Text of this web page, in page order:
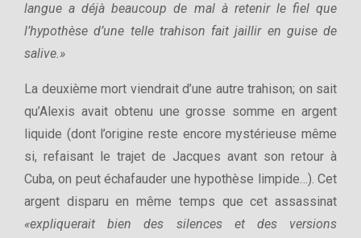
langue a déjà beaucoup de mal à retenir le fiel que
l’hypothèse d’une telle trahison fait jaillir en guise de
salive.»
La deuxième mort viendrait d’une autre trahison; on sait
qu’Alexis avait obtenu une grosse somme en argent
liquide (dont l’origine reste encore mystérieuse même
si, refaisant le trajet de Jacques avant son retour à
Cuba, on peut échafauder une hypothèse limpide…). Cet
argent disparu en même temps que cet assassinat
«expliquerait bien des silences et des versions